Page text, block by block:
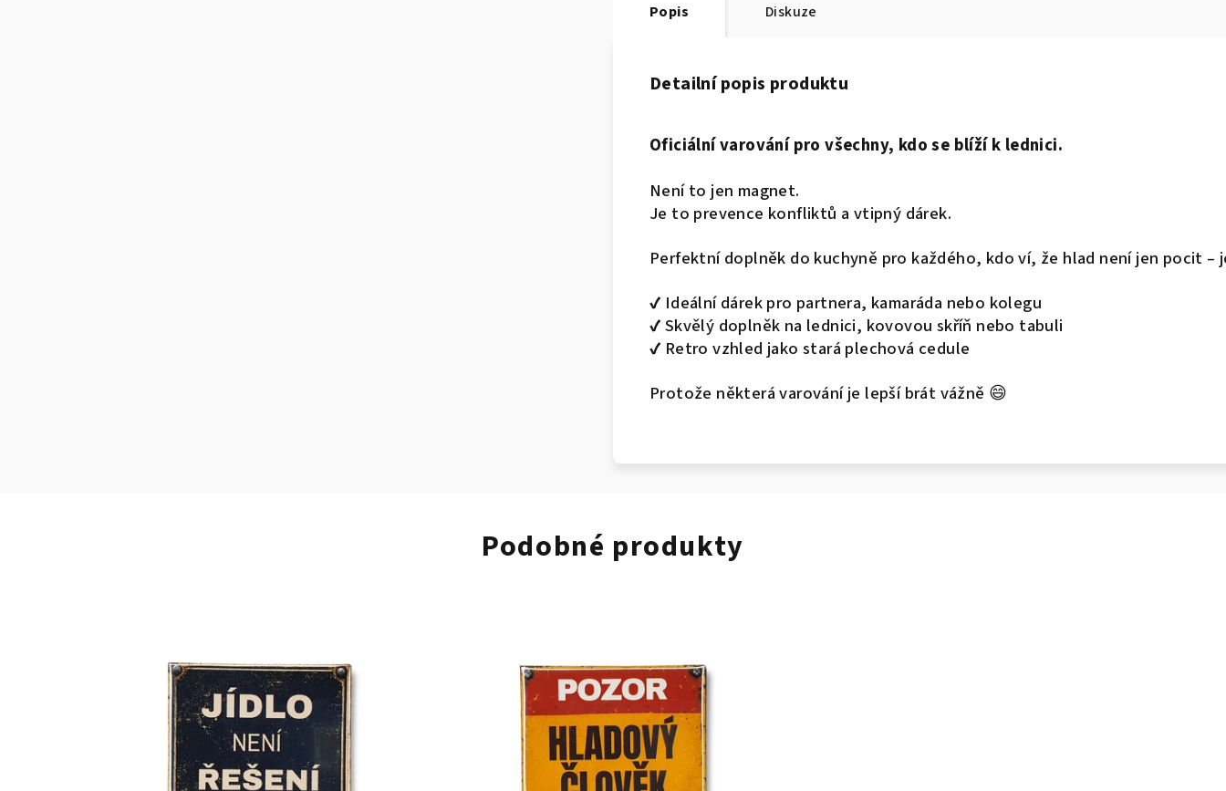
Popis Diskuze
Detailní popis produktu
Oficiální varování pro všechny, kdo se blíží k lednici.
Není to jen magnet.
Je to prevence konfliktů a vtipný dárek.
Perfektní doplněk do kuchyně pro každého, kdo ví, že hlad není jen pocit –
✔️ Ideální dárek pro partnera, kamaráda nebo kolegu
✔️ Skvělý doplněk na lednici, kovovou skříň nebo tabuli
✔️ Retro vzhled jako stará plechová cedule
Protože některá varování je lepší brát vážně 😄
Podobné produkty